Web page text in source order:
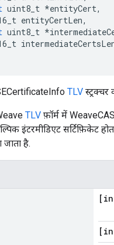
uint8_t *entityCert,
entityCertLen,
uint8_t *
TLV
TLV फ़ॉर्म में
इंटरमीडिएट सर्टिफ़िकेट
है.